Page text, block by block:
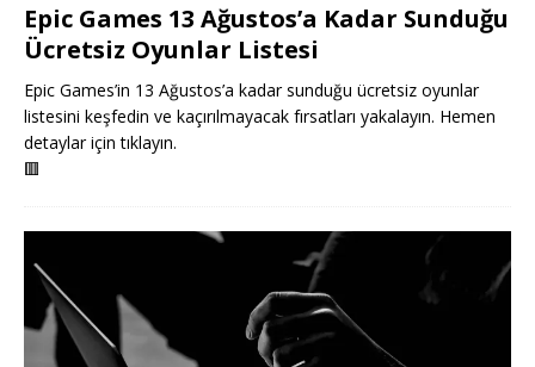
Epic Games 13 Ağustos’a Kadar Sunduğu
Ücretsiz Oyunlar Listesi
Epic Games’in 13 Ağustos’a kadar sunduğu ücretsiz oyunlar
listesini keşfedin ve kaçırılmayacak fırsatları yakalayın. Hemen
detaylar için tıklayın.
🟥